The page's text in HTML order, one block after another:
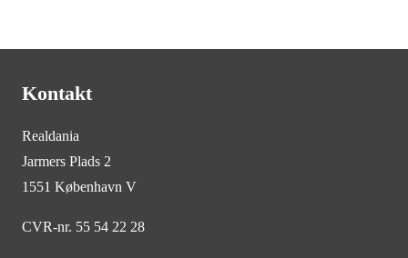
Kontakt
Realdania
Jarmers Plads 2
1551 København V
CVR-nr. 55 54 22 28